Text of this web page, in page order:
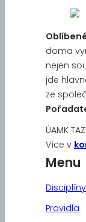
doma
nejen
jde
ze
ÚAMK
Více v
Menu
Disciplíny
Pravidla